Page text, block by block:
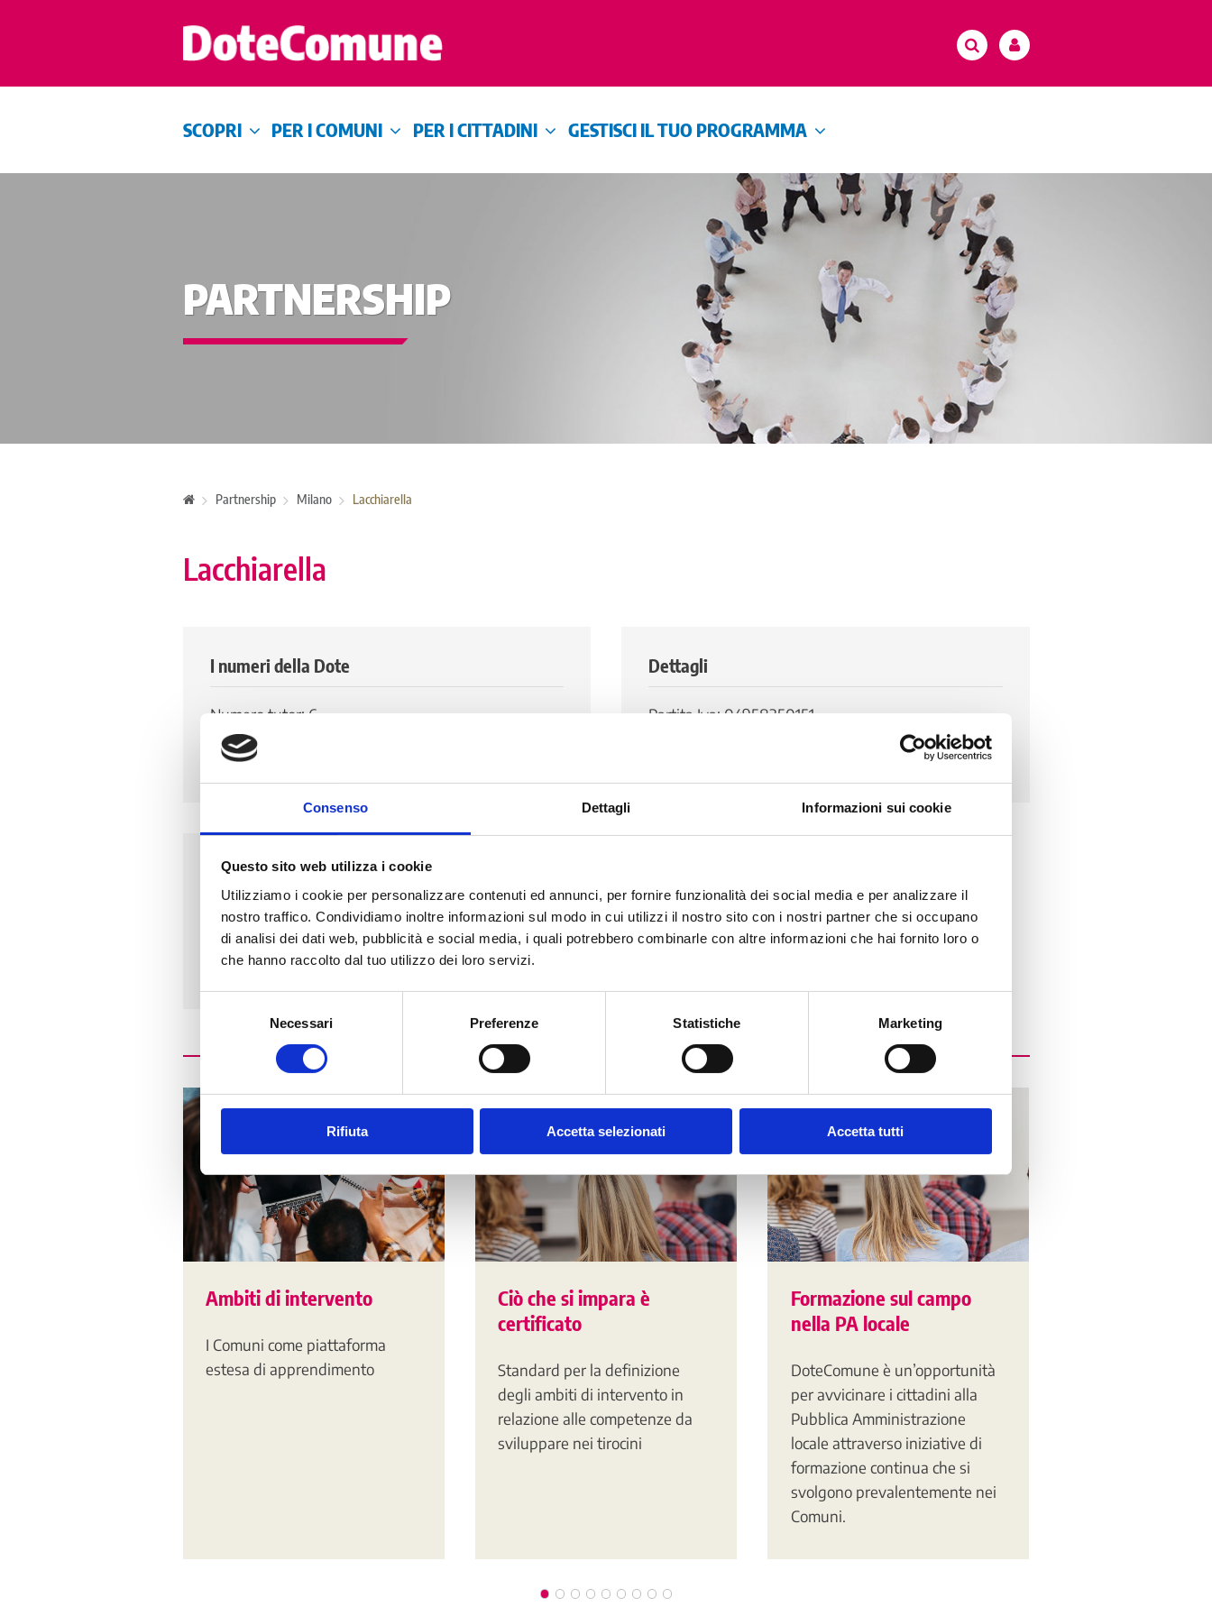
Consenso Dettagli Informazioni sui cookie
Questo sito web utilizza i cookie
Utilizziamo i cookie per personalizzare contenuti ed annunci, per fornire funzionalità dei social media e per analizzare il
nostro traffico. Condividiamo inoltre informazioni sul modo in cui utilizzi il nostro sito con i nostri partner che si occupano
di analisi dei dati web, pubblicità e social media, i quali potrebbero combinarle con altre informazioni che hai fornito loro o
che hanno raccolto dal tuo utilizzo dei loro servizi.
Necessari Preferenze Statistiche Marketing
Rifiuta Accetta selezionati Accetta tutti
SCOPRI PER I COMUNI PER I CITTADINI GESTISCI IL TUO PROGRAMMA
PARTNERSHIP
Partnership Milano Lacchiarella
Lacchiarella
I numeri della Dote
Numero tutor: 6
Numero di tirocinanti attivi: 0
Numero di tirocinanti storico: 13
Dettagli
Partita Iva: 04958350151
Indirizzo
PIAZZA RISORGIMENTO, 1
20084 - LACCHIARELLA (MI)
Ambiti di intervento
I Comuni come piattaforma
estesa di apprendimento
Ciò che si impara è
certificato
Standard per la definizione
degli ambiti di intervento in
relazione alle competenze da
sviluppare nei tirocini
Formazione sul campo
nella PA locale
DoteComune è un’opportunità
per avvicinare i cittadini alla
Pubblica Amministrazione
locale attraverso iniziative di
formazione continua che si
svolgono prevalentemente nei
Comuni.